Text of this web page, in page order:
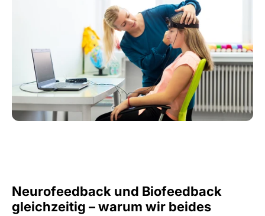
Neurofeedback und Biofeedback
gleichzeitig – warum wir beides